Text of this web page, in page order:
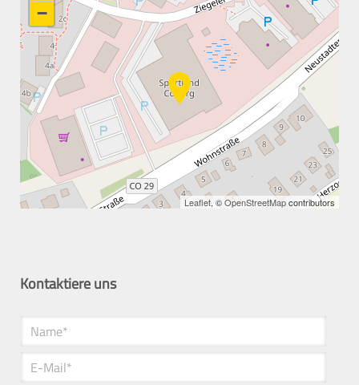
−
Leaflet, ©OpenStreetMapcontributors
Kontaktiere uns